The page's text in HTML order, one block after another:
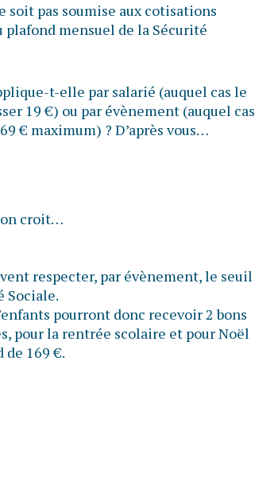
soit pas soumise aux cotisations
plafond mensuel de la Sécurité
t-elle par salarié (auquel cas le
19 €) ou par évènement (auquel cas
€ maximum) ? D’après vous…
croit…
respecter, par évènement, le seuil
Sociale.
pourront donc recevoir 2 bons
pour la rentrée scolaire et pour Noël
de 169 €.